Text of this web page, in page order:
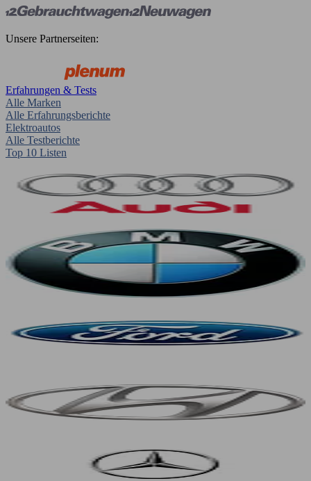
Unsere Partnerseiten:
Erfahrungen & Tests
Alle Marken
Alle Erfahrungsberichte
Elektroautos
Alle Testberichte
Top 10 Listen